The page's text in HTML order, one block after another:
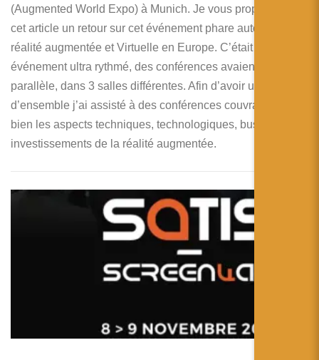
(Augmented World Expo) à Munich. Je vous propose dans
cet article un retour sur cet événement phare autour de la
réalité augmentée et Virtuelle en Europe. C’était un
événement ultra rythmé, des conférences avaient lieu en
parallèle, dans 3 salles différentes. Afin d’avoir une vue
d’ensemble j’ai assisté à des conférences couvrants aussi
bien les aspects techniques, technologiques, business et
investissements de la réalité augmentée.